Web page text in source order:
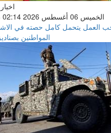
الخميس 06 أغسطس 2026 02:14 صباحاً
العمل يتحمل كامل حصته في
المواطنين